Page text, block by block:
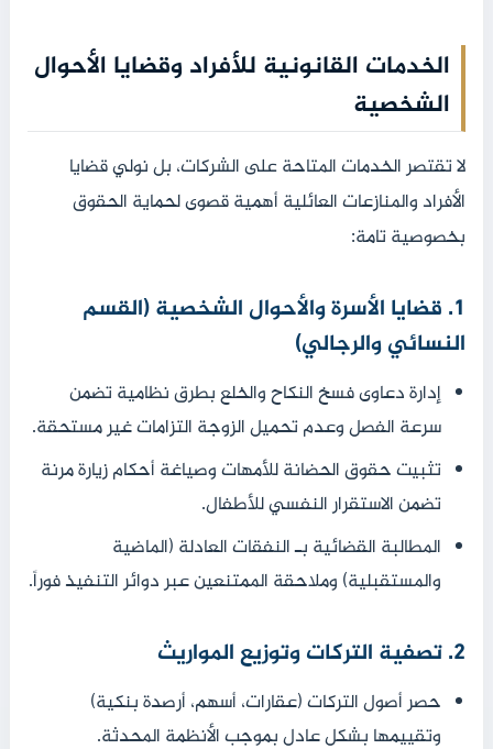
الخدمات القانونية للأفراد وقضايا الأحوال
الشخصية
لا تقتصر الخدمات المتاحة على الشركات، بل نولي قضايا
الأفراد والمنازعات العائلية أهمية قصوى لحماية الحقوق
بخصوصية تامة:
1. قضايا الأسرة والأحوال الشخصية (القسم
النسائي والرجالي)
إدارة دعاوى فسخ النكاح والخلع بطرق نظامية تضمن
سرعة الفصل وعدم تحميل الزوجة التزامات غير مستحقة.
تثبيت حقوق الحضانة للأمهات وصياغة أحكام زيارة مرنة
تضمن الاستقرار النفسي للأطفال.
المطالبة القضائية بـ النفقات العادلة (الماضية
والمستقبلية) وملاحقة الممتنعين عبر دوائر التنفيذ فوراً.
2. تصفية التركات وتوزيع المواريث
حصر أصول التركات (عقارات، أسهم، أرصدة بنكية)
وتقييمها بشكل عادل بموجب الأنظمة المحدثة.